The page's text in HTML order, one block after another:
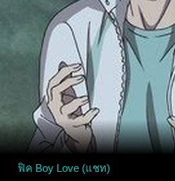
ฟิค Boy Love (แชท)